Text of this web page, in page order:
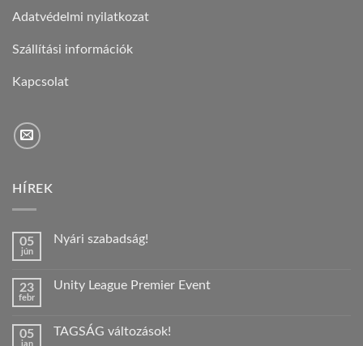
Adatvédelmi nyilatkozat
Szállítási információk
Kapcsolat
HÍREK
05
jún
Nyári szabadság!
Nyári
23
febr
Unity League Premier Event
Unity
05
jan
TAGSÁG változások!